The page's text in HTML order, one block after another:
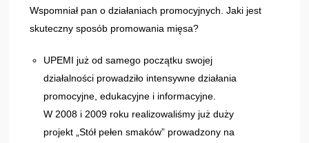
Wspomniał pan o działaniach promocyjnych. Jaki jest
skuteczny sposób promowania mięsa?
UPEMI już od samego początku swojej
działalności prowadziło intensywne działania
promocyjne, edukacyjne i informacyjne.
W 2008 i 2009 roku realizowaliśmy już duży
projekt „Stół pełen smaków” prowadzony na